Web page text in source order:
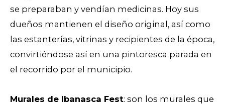
se preparaban y vendían medicinas. Hoy sus
dueños mantienen el diseño original, así como
las estanterías, vitrinas y recipientes de la época,
convirtiéndose así en una pintoresca parada en
el recorrido por el municipio.
Murales de Ibanasca Fest: son los murales que